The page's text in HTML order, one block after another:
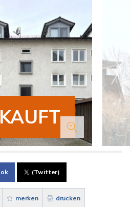
(Twitter)
merken drucken